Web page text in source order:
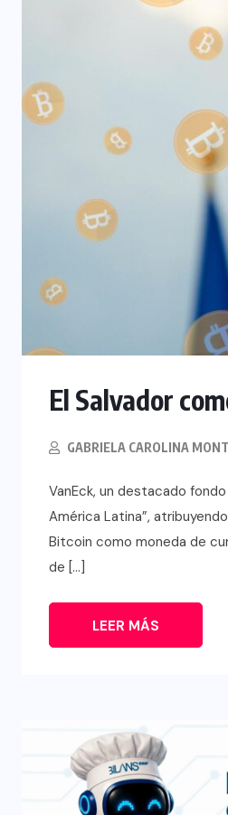
El Salvador
GABRIELA CAROLINA
VanEck, un destacado
América Latina”,
Bitcoin como moneda de
de […]
LEER MÁS
Capturan
dedicada al
7